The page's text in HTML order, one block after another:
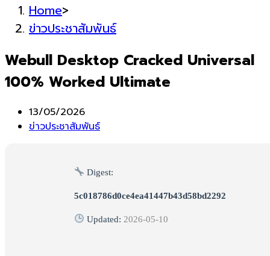
Home>
ข่าวประชาสัมพันธ์
Webull Desktop Cracked Universal
100% Worked Ultimate
Post
published:
13/05/2026
Post
ข่าวประชาสัมพันธ์
Digest:
5c018786d0ce4ea41447b43d58bd2292
Updated: 2026-05-10